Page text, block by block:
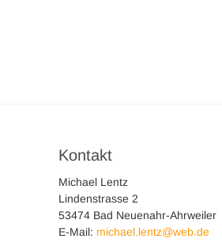
Kontakt
Michael Lentz
Lindenstrasse 2
53474 Bad Neuenahr-Ahrweiler
E-Mail: michael.lentz@web.de